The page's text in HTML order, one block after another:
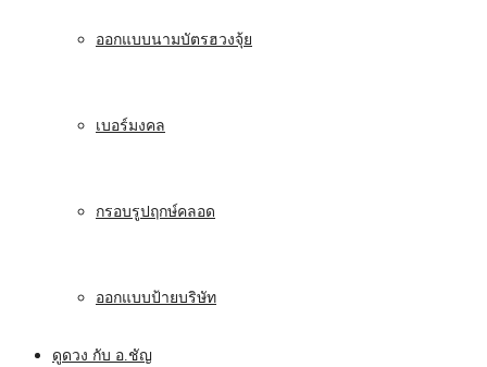
ออกแบบนามบัตรฮวงจุ้ย
เบอร์มงคล
กรอบรูปฤกษ์คลอด
ออกแบบป้ายบริษัท
ดูดวง กับ อ.ชัญ